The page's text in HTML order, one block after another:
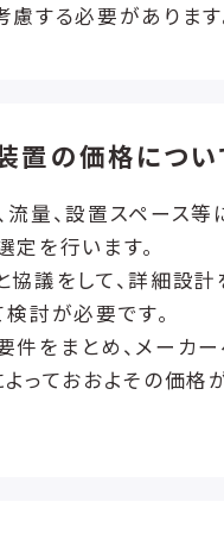
慮する必要があります
置の価格につい
流量、設置スペース等
定を行います。
協議をして、詳細設計
討が必要です。
件をまとめ、メーカ
よっておおよその価格